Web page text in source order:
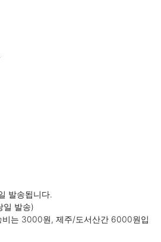
발송됩니다.
일 발송)
비는 3000원, 제주/도서산간 6000원입